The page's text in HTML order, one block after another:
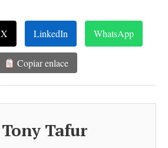
X LinkedIn WhatsApp
Copiar enlace
Tony Tafur